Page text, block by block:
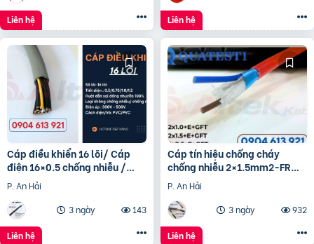
Liên hệ Liên hệ
Cáp điều khiển 16 lõi/ Cáp
điện 16×0.5 chống nhiễu /
Control Cable SH -500
16×0.75 Altek Kabel
P. An Hải
3 ngày
143
Liên hệ
Cáp tín hiệu chống cháy
chống nhiễu 2×1.5mm2-FR
Altek Kabel
P. An Hải
3 ngày
932
Liên hệ